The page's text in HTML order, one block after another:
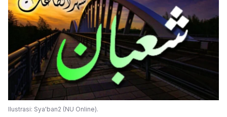
Ilustrasi: Sya'ban2 (NU Online).